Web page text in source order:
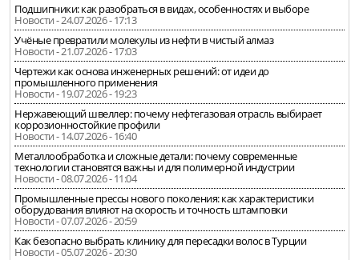
Подшипники: как разобраться в видах, особенностях и выборе
Новости - 24.07.2026 - 17:13
Учёные превратили молекулы из нефти в чистый алмаз
Новости - 21.07.2026 - 17:03
Чертежи как основа инженерных решений: от идеи до
промышленного применения
Новости - 19.07.2026 - 19:23
Нержавеющий швеллер: почему нефтегазовая отрасль выбирает
коррозионностойкие профили
Новости - 14.07.2026 - 16:40
Металлообработка и сложные детали: почему современные
технологии становятся важны и для полимерной индустрии
Новости - 08.07.2026 - 11:04
Промышленные прессы нового поколения: как характеристики
оборудования влияют на скорость и точность штамповки
Новости - 07.07.2026 - 20:59
Как безопасно выбрать клинику для пересадки волос в Турции
Новости - 05.07.2026 - 20:30